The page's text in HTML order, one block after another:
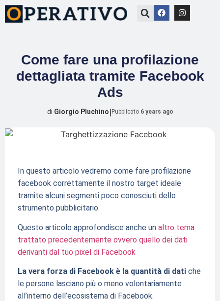
Come fare una profilazione
dettagliata tramite Facebook
Ads
di Giorgio Pluchino| Pubblicato 6 years ago
In questo articolo vedremo come fare profilazione
facebook correttamente il nostro target ideale
tramite alcuni segmenti poco conosciuti dello
strumento pubblicitario.
Questo articolo approfondisce anche un altro tema
trattato precedentemente ovvero quello dei dati
derivanti dal tuo pixel di Facebook
La vera forza di Facebook è la quantità di datiche
le persone lasciano più o meno volontariamente
all’interno dell’ecosistema di Facebook.